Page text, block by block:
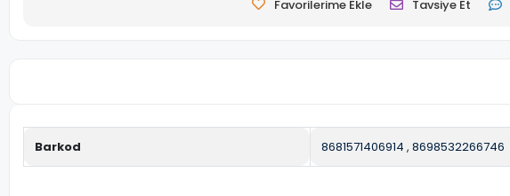
Favorilerime Ekle Tavsiye Et
Barkod 8681571406914 , 8698532266746